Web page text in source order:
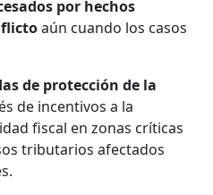
por hechos
aún cuando los casos
de protección de la
de incentivos a la
fiscal en zonas críticas
tributarios afectados